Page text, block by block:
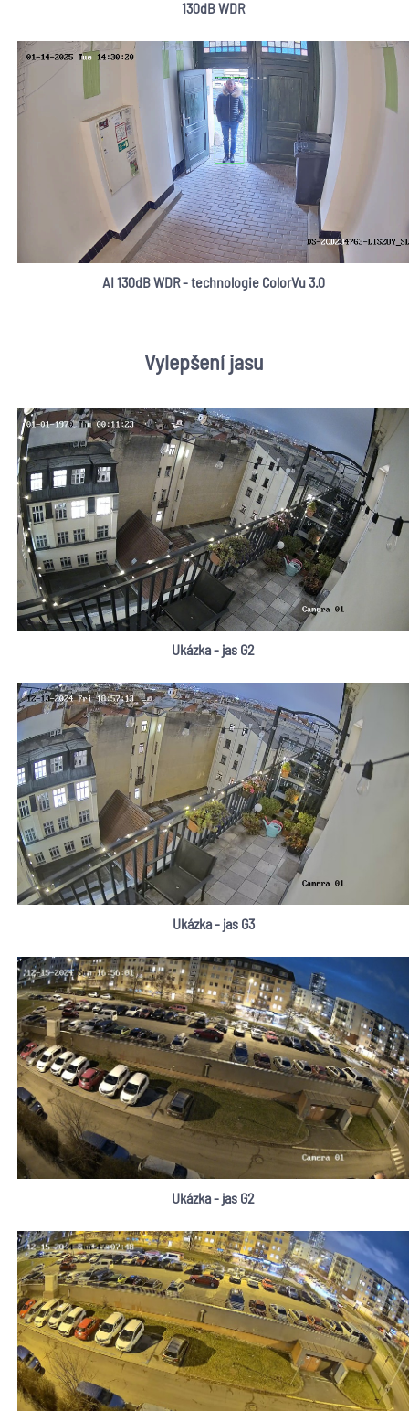
130dB WDR
AI 130dB WDR - technologie ColorVu 3.0
Vylepšení jasu
Ukázka - jas G2
Ukázka - jas G3
Ukázka - jas G2